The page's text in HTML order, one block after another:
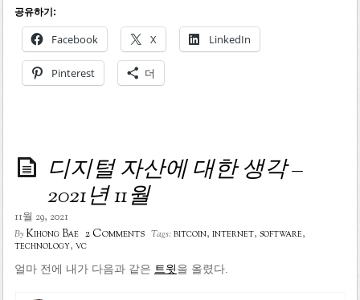
공유하기:
Facebook X LinkedIn
Pinterest 더
디지털 자산에 대한 생각 –
2021년 11월
11월 29, 2021
ByKihong Bae 2 Comments Tags:bitcoin, internet, software,
technology, vc
얼마 전에 내가 다음과 같은 트윗을 올렸다.